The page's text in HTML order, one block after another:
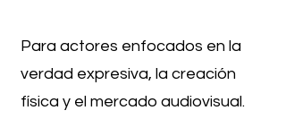
Para actores enfocados en la
verdad expresiva, la creación
física y el mercado audiovisual.